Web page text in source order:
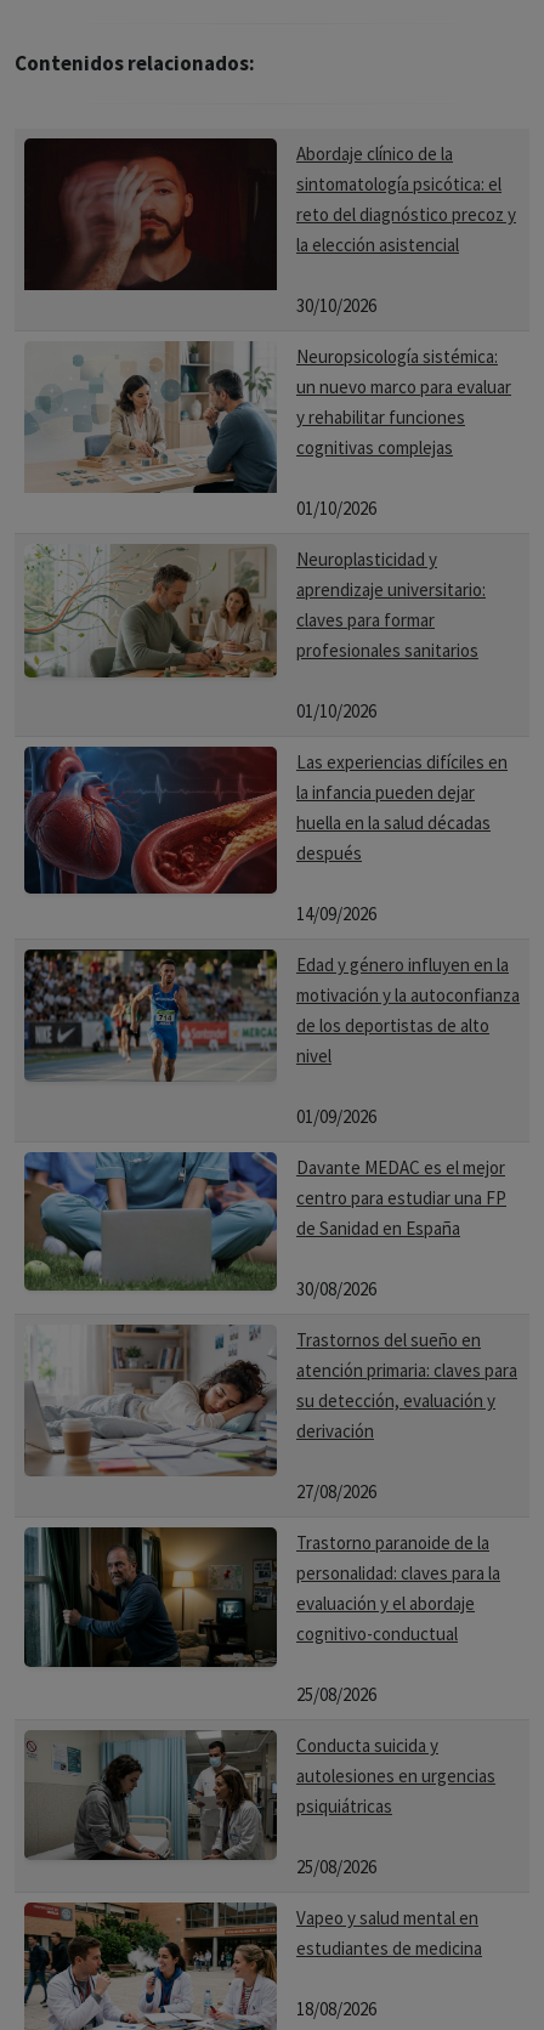
Contenidos relacionados:
Abordaje clínico de la
sintomatología psicótica: el
reto del diagnóstico precoz y
la elección asistencial
30/10/2026
Neuropsicología sistémica:
un nuevo marco para evaluar
y rehabilitar funciones
cognitivas complejas
01/10/2026
Neuroplasticidad y
aprendizaje universitario:
claves para formar
profesionales sanitarios
01/10/2026
Las experiencias difíciles en
la infancia pueden dejar
huella en la salud décadas
después
14/09/2026
Edad y género influyen en la
motivación y la autoconfianza
de los deportistas de alto
nivel
01/09/2026
Davante MEDAC es el mejor
centro para estudiar una FP
de Sanidad en España
30/08/2026
Trastornos del sueño en
atención primaria: claves para
su detección, evaluación y
derivación
27/08/2026
Trastorno paranoide de la
personalidad: claves para la
evaluación y el abordaje
cognitivo-conductual
25/08/2026
Conducta suicida y
autolesiones en urgencias
psiquiátricas
25/08/2026
Vapeo y salud mental en
estudiantes de medicina
18/08/2026